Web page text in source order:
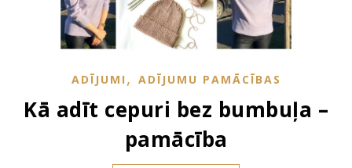
ADĪJUMI , ADĪJUMU PAMĀCĪBAS
Kā adīt cepuri bez bumbuļa –
pamācība